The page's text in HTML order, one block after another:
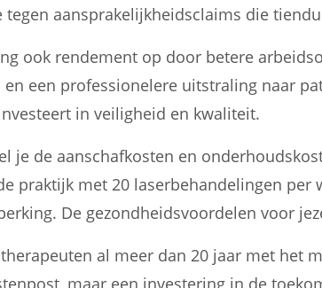
aansprakelijkheidsclaims die
ook rendement op door betere
een professionelere uitstraling naar
in veiligheid en kwaliteit.
je de aanschafkosten en
praktijk met 20 laserbehandelingen
De gezondheidsvoordelen voor
al meer dan 20 jaar met het